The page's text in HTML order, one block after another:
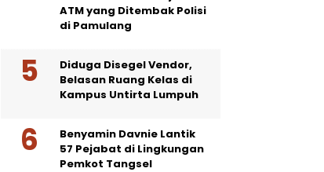
ATM yang Ditembak Polisi
di Pamulang
Diduga Disegel Vendor,
Belasan Ruang Kelas di
Kampus Untirta Lumpuh
Benyamin Davnie Lantik
57 Pejabat di Lingkungan
Pemkot Tangsel